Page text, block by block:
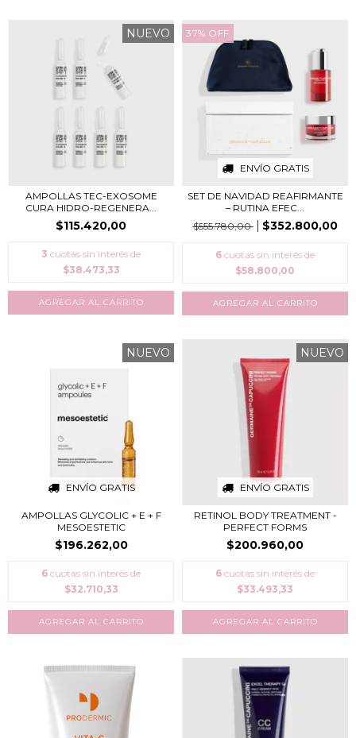
NUEVO
AMPOLLAS TEC-EXOSOME
CURA HIDRO-REGENERA...
$115.420,00
3 cuotas sin interés de
$38.473,33
37% OFF
ENVÍO GRATIS
SET DE NAVIDAD REAFIRMANTE
– RUTINA EFEC...
$555.780,00
$352.800,00
6 cuotas sin interés de
$58.800,00
ENVÍO GRATIS
NUEVO
AMPOLLAS GLYCOLIC + E + F
MESOESTETIC
$196.262,00
6 cuotas sin interés de
$32.710,33
ENVÍO GRATIS
NUEVO
RETINOL BODY TREATMENT -
PERFECT FORMS
$200.960,00
6 cuotas sin interés de
$33.493,33